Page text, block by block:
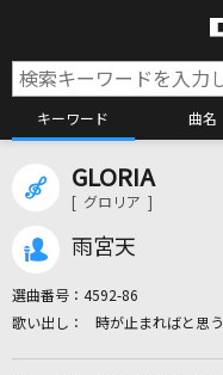
キーワード 曲名
GLORIA
[ グロリア ]
雨宮天
選曲番号： 4592-86
時が止まればと思